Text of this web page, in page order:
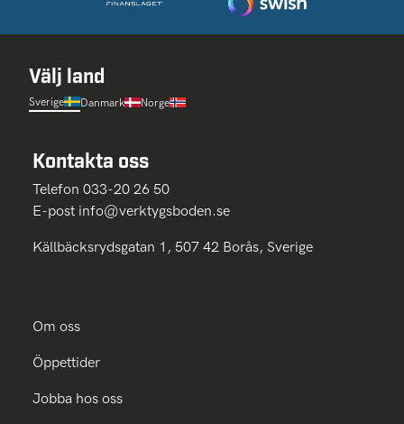
Välj land
Sverige Danmark Norge
Kontakta oss
Telefon 033-20 26 50
E-post info@verktygsboden.se
Källbäcksrydsgatan 1, 507 42 Borås, Sverige
Om oss
Öppettider
Jobba hos oss